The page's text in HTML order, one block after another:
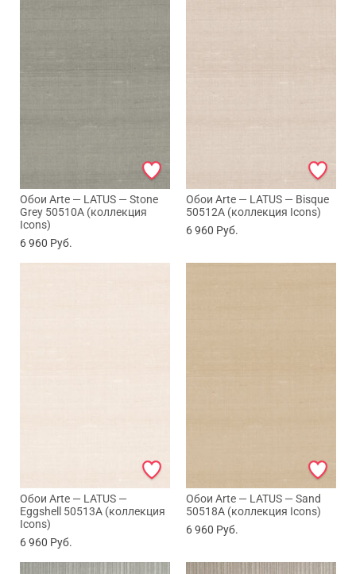
Обои Arte — LATUS — Stone
Grey 50510A (коллекция
Icons)
6 960 Руб.
Обои Arte — LATUS — Bisque
50512A (коллекция Icons)
6 960 Руб.
Обои Arte — LATUS —
Eggshell 50513A (коллекция
Icons)
6 960 Руб.
Обои Arte — LATUS — Sand
50518A (коллекция Icons)
6 960 Руб.